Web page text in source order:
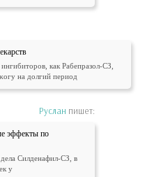
как Рабепразол-СЗ,
на долгий период
Руслан пишет:
эффекты по
Силденафил-СЗ, в
у